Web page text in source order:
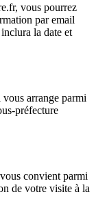
vous pourrez
par email
la date et
arrange parmi
préfecture
convient parmi
de votre visite à la